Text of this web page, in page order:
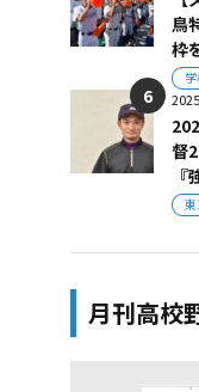
鳥
枠
督
月刊高校